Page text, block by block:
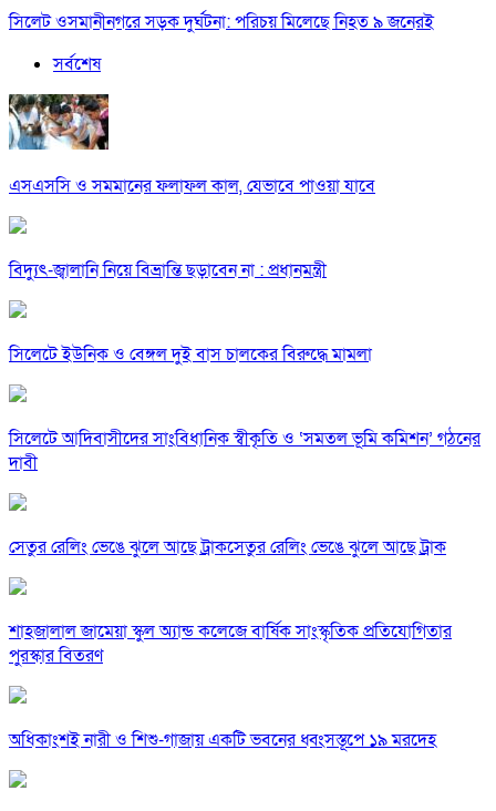
সিলেট ওসমানীনগরে সড়ক দুর্ঘটনা: পরিচয় মিলেছে নিহত ৯ জনেরই
সর্বশেষ
এসএসসি ও সমমানের ফলাফল কাল, যেভাবে পাওয়া যাবে
বিদ্যুৎ-জ্বালানি নিয়ে বিভ্রান্তি ছড়াবেন না : প্রধানমন্ত্রী
সিলেটে ইউনিক ও বেঙ্গল দুই বাস চালকের বিরুদ্ধে মামলা
সিলেটে আদিবাসীদের সাংবিধানিক স্বীকৃতি ও ‘সমতল ভূমি কমিশন’ গঠনের
দাবী
সেতুর রেলিং ভেঙে ঝুলে আছে ট্রাকসেতুর রেলিং ভেঙে ঝুলে আছে ট্রাক
শাহজালাল জামেয়া স্কুল অ্যান্ড কলেজে বার্ষিক সাংস্কৃতিক প্রতিযোগিতার
পুরস্কার বিতরণ
অধিকাংশই নারী ও শিশু-গাজায় একটি ভবনের ধ্বংসস্তূপে ১৯ মরদেহ